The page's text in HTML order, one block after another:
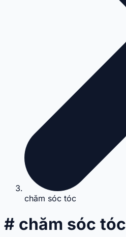
chăm sóc tóc
# chăm sóc tóc